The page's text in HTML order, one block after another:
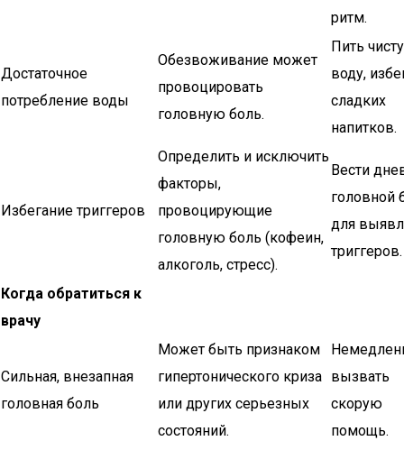
ритм.
Достаточное
потребление воды
Обезвоживание может
провоцировать
головную боль.
Пить
воду,
сладких
напитков.
Избегание триггеров
Определить и исключить
факторы,
провоцирующие
головную боль (кофеин,
алкоголь, стресс).
Вести
головной
для
триггеров.
Когда обратиться к
врачу
Сильная, внезапная
головная боль
Может быть признаком
гипертонического криза
или других серьезных
состояний.
вызвать
скорую
помощь.